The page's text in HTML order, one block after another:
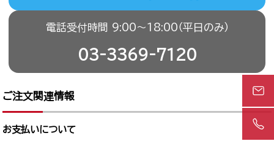
電話受付時間 9:00〜18:00（平日のみ）
03-3369-7120
ご注文関連情報
お支払いについて